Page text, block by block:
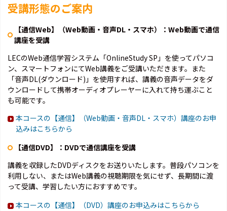
受講形態のご案内
【通信Web】（Web動画・音声DL・スマホ）：Web動画で通信
講座を受講
LECのWeb通信学習システム「OnlineStudy SP」を使ってパソコ
ン、スマートフォンにてWeb講義をご受講いただきます。また
「音声DL(ダウンロード)」を使用すれば、講義の音声データをダ
ウンロードして携帯オーディオプレーヤーに入れて持ち運ぶこと
も可能です。
本コースの【通信】（Web動画・音声DL・スマホ）講座のお申
込みはこちらから
【通信DVD】：DVDで通信講座を受講
講義を収録したDVDディスクをお送りいたします。普段パソコンを
利用しない、またはWeb講義の視聴期限を気にせず、長期間に渡
って受講、学習したい方におすすめです。
本コースの【通信】（DVD）講座のお申込みはこちらから